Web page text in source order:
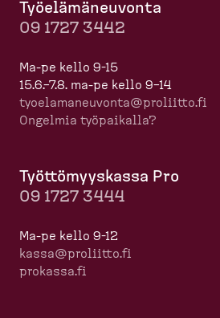
Työelä­mä­neuvonta
09 1727 3442
Ma-pe kello 9-15
15.6.–7.8. ma-pe kello 9–14
tyoela­ma­neuvonta@proliitto.fi
Ongelmia työpaikalla?
Työttö­myyskassa Pro
09 1727 3444
Ma-pe kello 9-12
kassa@proliitto.fi
prokassa.fi